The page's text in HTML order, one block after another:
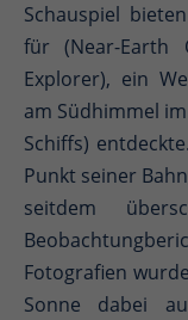
Schauspiel
für (Near-Earth
Explorer), ein
am Südhimmel
Schiffs)
Punkt seiner
seitdem
Fotografien
Sonne dabei